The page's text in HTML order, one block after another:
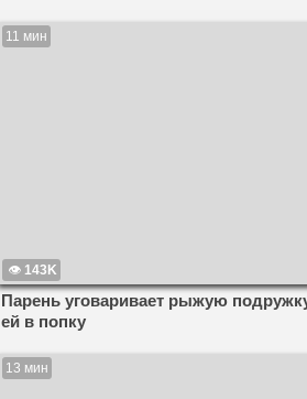
11 мин
143K
Парень уговаривает рыжую
ей в попку
13 мин